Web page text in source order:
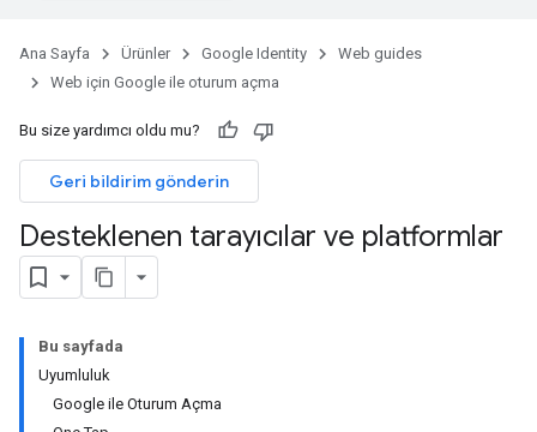
Ana Sayfa Ürünler Google Identity
Web guides
Web için Google ile oturum açma
Bu size yardımcı oldu mu?
Geri bildirim gönderin
Desteklenen tarayıcılar ve platformlar
Bu sayfada
Uyumluluk
Google ile Oturum Açma